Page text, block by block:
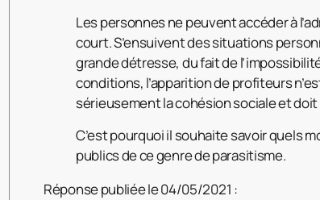
Les personnes ne peuvent accéder à
court. S’ensuivent des situations
grande détresse, du fait de
conditions, l’apparition de profiteurs
sérieusement la cohésion sociale et doit
C’est pourquoi il souhaite savoir quels
publics de ce genre de parasitisme.
Réponse publiée le 04/05/2021 :